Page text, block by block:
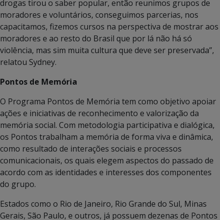
drogas tirou o saber popular, então reunimos grupos de
moradores e voluntários, conseguimos parcerias, nos
capacitamos, fizemos cursos na perspectiva de mostrar aos
moradores e ao resto do Brasil que por lá não há só
violência, mas sim muita cultura que deve ser preservada”,
relatou Sydney.
Pontos de Memória
O Programa Pontos de Memória tem como objetivo apoiar
ações e iniciativas de reconhecimento e valorização da
memória social. Com metodologia participativa e dialógica,
os Pontos trabalham a memória de forma viva e dinâmica,
como resultado de interações sociais e processos
comunicacionais, os quais elegem aspectos do passado de
acordo com as identidades e interesses dos componentes
do grupo.
Estados como o Rio de Janeiro, Rio Grande do Sul, Minas
Gerais, São Paulo, e outros, já possuem dezenas de Pontos